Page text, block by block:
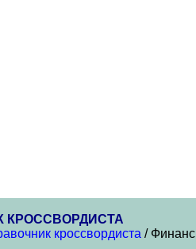
КРОССВОРДИСТА
кроссвордиста /